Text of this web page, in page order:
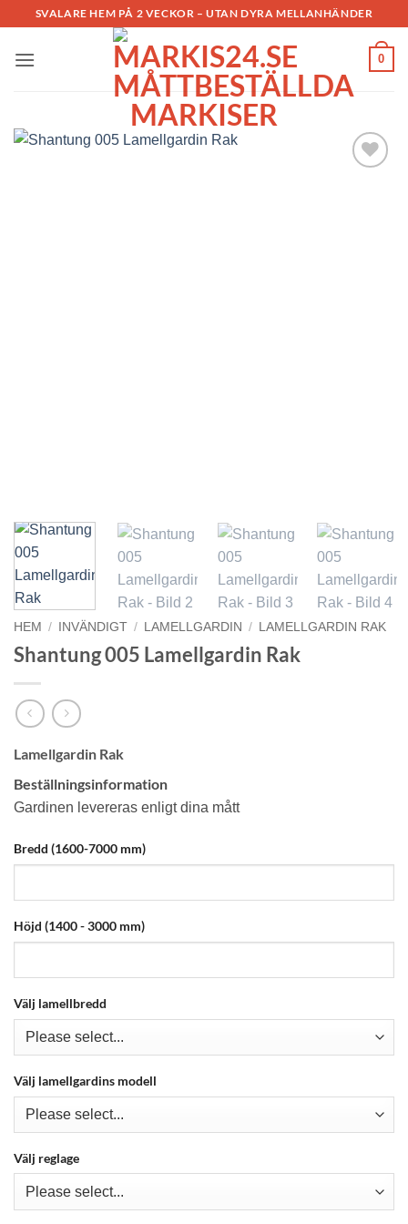
content
SVALARE HEM PÅ 2 VECKOR – UTAN DYRA MELLANHÄNDER
0
HEM / INVÄNDIGT / LAMELLGARDIN / LAMELLGARDIN RAK
Shantung 005 Lamellgardin Rak
Lamellgardin Rak
Beställningsinformation
Gardinen levereras enligt dina mått
Bredd (1600-7000 mm)
Höjd (1400 - 3000 mm)
Välj lamellbredd
Välj lamellgardins modell
Välj reglage
Nödvändiga
välja bort. De
behövs för att
över huvud
fungera.
Statistik
För att vi ska
förbättra
funktionalitet
baserat på
hur
används.
Upplevelse
För att vår
bra som
möjligt
under ditt
besök. Om